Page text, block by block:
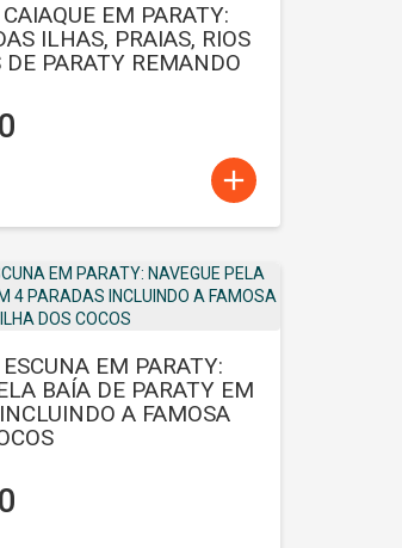
add
EM PARATY:
ILHAS, PRAIAS, RIOS
DE PARATY REMANDO
EM PARATY:
BAÍA DE PARATY EM
A FAMOSA